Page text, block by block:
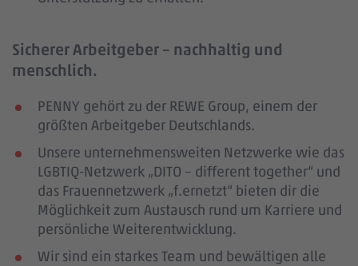
Sicherer Arbeitgeber – nachhaltig und
menschlich.
PENNY gehört zu der REWE Group, einem der
größten Arbeitgeber Deutschlands.
Unsere unternehmensweiten Netzwerke wie das
LGBTIQ-Netzwerk „DITO – different together“ und
das Frauennetzwerk „f.ernetzt“ bieten dir die
Möglichkeit zum Austausch rund um Karriere und
persönliche Weiterentwicklung.
Wir sind ein starkes Team und bewältigen alle